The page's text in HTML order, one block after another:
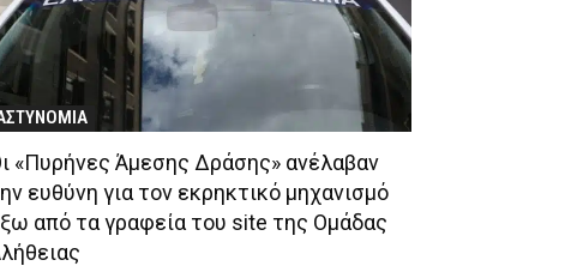
«Πυρήνες Άμεσης Δράσης» ανέλαβαν
ευθύνη για τον εκρηκτικό μηχανισμό
από τα γραφεία του site της Ομάδας